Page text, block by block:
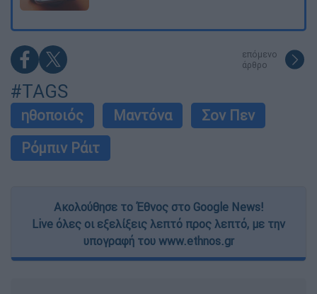
επόμενο
άρθρο
#TAGS
ηθοποιός Μαντόνα
Σον Πεν
Ρόμπιν Ράιτ
Ακολούθησε το Έθνος στο Google News!
Live όλες οι εξελίξεις λεπτό προς λεπτό, με την
υπογραφή του www.ethnos.gr